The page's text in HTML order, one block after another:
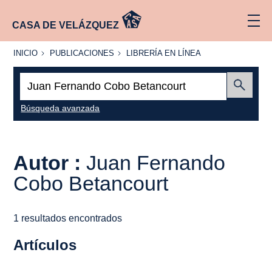
CASA DE VELÁZQUEZ
INICIO
INICIO PUBLICACIONES
PUBLICACIONES
LIBRERÍA
LÍNEA
LIBRERÍA EN LÍNEA
Búsqueda avanzada
Autor :Juan Fernando
Cobo Betancourt
1 resultados encontrados
Artículos